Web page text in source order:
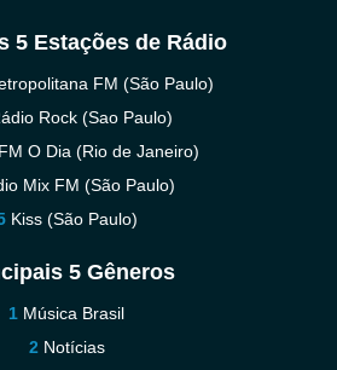
5 Estações de Rádio
FM (São Paulo)
Rock (Sao Paulo)
O Dia (Rio de Janeiro)
Mix FM (São Paulo)
Kiss (São Paulo)
5 Gêneros
Música Brasil
Notícias